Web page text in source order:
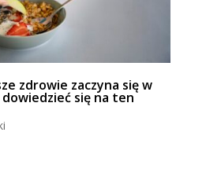
zdrowie zaczyna się w
się na ten